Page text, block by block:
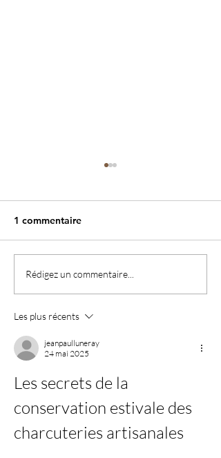
Idée recette : Gratin de
crozets de Savoie et
1 commentaire
Rédigez un commentaire...
Les plus récents
jeanpaulluneray
24 mai 2025
Les secrets de la
conservation estivale des
charcuteries artisanales